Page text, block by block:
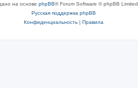
на основе phpBB® Forum Software © phpBB Limited
Русская поддержка phpBB
Конфиденциальность| Правила